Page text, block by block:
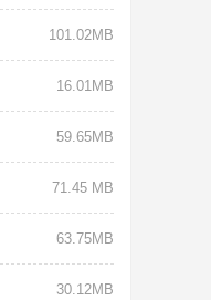
101.02MB
16.01MB
59.65MB
71.45 MB
63.75MB
30.12MB